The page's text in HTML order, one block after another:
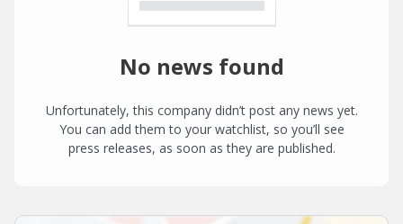
No news found
Unfortunately, this company didn’t post any news yet.
You can add them to your watchlist, so you’ll see
press releases, as soon as they are published.